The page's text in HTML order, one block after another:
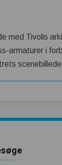
med Tivolis
armaturer i